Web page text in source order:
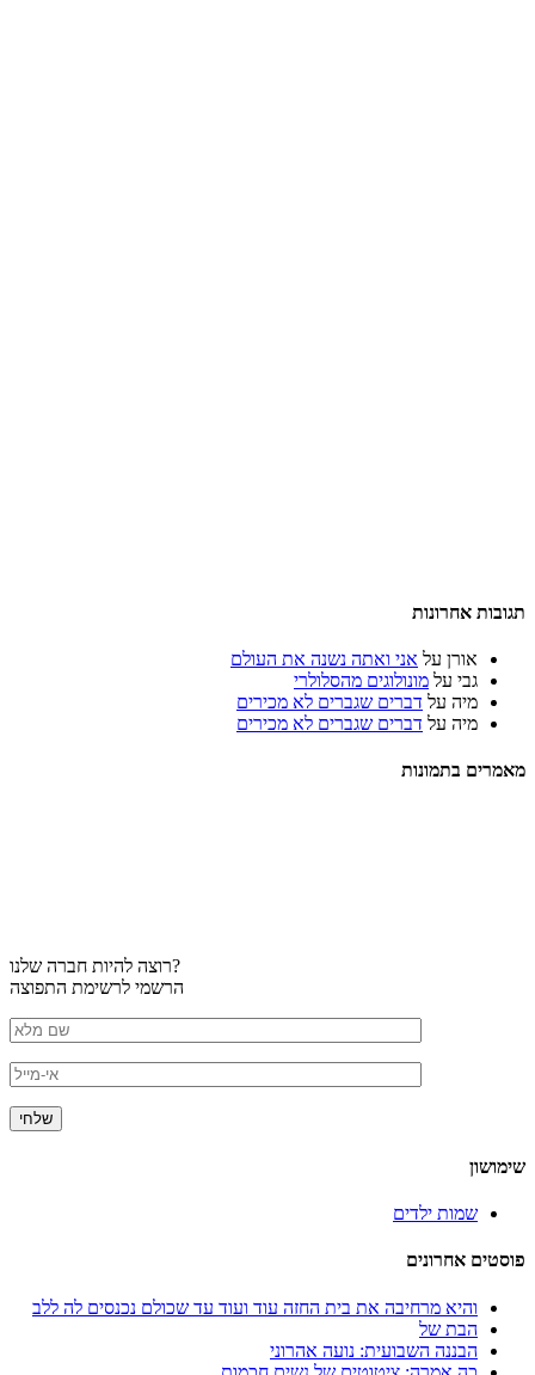
תגובות אחרונות
אורן על אני ואתה נשנה את העולם
גבי על מונולוגים מהסלולרי
מיה על דברים שגברים לא מכירים
מיה על דברים שגברים לא מכירים
מאמרים בתמונות
רוצה להיות חברה שלנו?
הרשמי לרשימת התפוצה
שימושון
שמות ילדים
פוסטים אחרונים
והיא מרחיבה את בית החזה עוד ועוד עד שכולם נכנסים לה ללב
הבת של
הבננה השבועית: נועה אהרוני